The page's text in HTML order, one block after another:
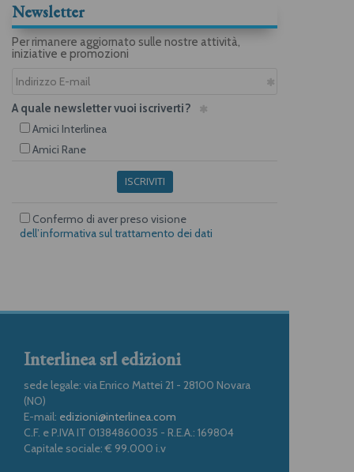
Newsletter
Per rimanere aggiornato sulle nostre attività,
iniziative e promozioni
A quale newsletter vuoi iscriverti?
Amici Interlinea
Amici Rane
ISCRIVITI
Confermo di aver preso visione
dell’informativa sul trattamento dei dati
Interlinea srl edizioni
sede legale: via Enrico Mattei 21 - 28100 Novara
(NO)
E-mail: edizioni@interlinea.com
C.F. e P.IVA IT 01384860035 - R.E.A.: 169804
Capitale sociale: € 99.000 i.v